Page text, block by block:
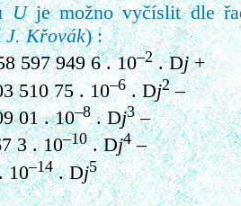
Uje možno vyčíslit dle
J. Křovák) :
597 949 6 . 10–2.Dj+
75 . 10–6.Dj2–
. 10–8.Dj3–
. 10–10.Dj4–
–14.Dj5